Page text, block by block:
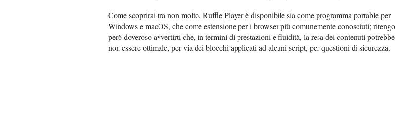
Come scoprirai tra non molto, Ruffle Player è disponibile sia come programma portable per
Windows e macOS, che come estensione per i browser più comunemente conosciuti; ritengo
però doveroso avvertirti che, in termini di prestazioni e fluidità, la resa dei contenuti potrebbe
non essere ottimale, per via dei blocchi applicati ad alcuni script, per questioni di sicurezza.